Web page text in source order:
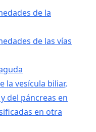
de la
de las vías
la vesícula biliar,
del páncreas en
en otra